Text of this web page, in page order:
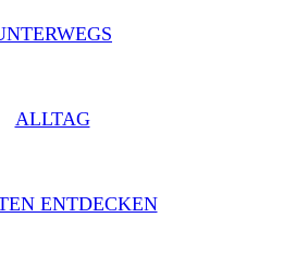
ALLTAG
ENTDECKEN